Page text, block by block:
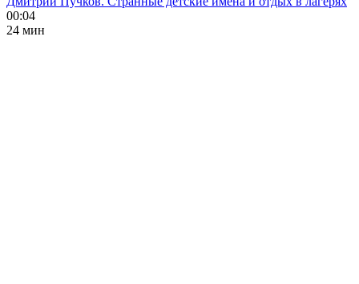
00:04
24 мин